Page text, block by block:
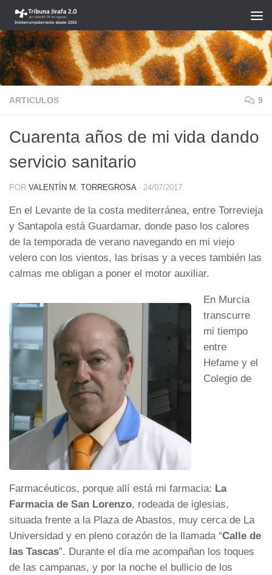
Saltar al contenido
ARTICULOS 9
Cuarenta años de mi vida dando
servicio sanitario
POR VALENTÍN M. TORREGROSA · 24/07/2017
En el Levante de la costa mediterránea, entre Torrevieja
y Santapola está Guardamar, donde paso los calores
de la temporada de verano navegando en mi viejo
velero con los vientos, las brisas y a veces también las
calmas me obligan a poner el motor auxiliar.
En Murcia
transcurre
mi tiempo
entre
Hefame y el
Colegio de
Farmacéuticos, porque allí está mi farmacia: La
Farmacia de San Lorenzo, rodeada de iglesias,
situada frente a la Plaza de Abastos, muy cerca de La
Universidad y en pleno corazón de la llamada “Calle de
las Tascas”. Durante el día me acompañan los toques
de las campanas, y por la noche el bullicio de los